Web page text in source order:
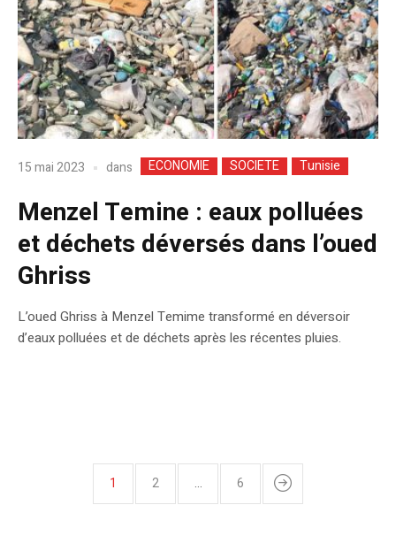
15 mai 2023 dans ECONOMIE SOCIETE Tunisie
Menzel Temine : eaux polluées
et déchets déversés dans l’oued
Ghriss
L’oued Ghriss à Menzel Temime transformé en déversoir
d’eaux polluées et de déchets après les récentes pluies.
1 2 … 6